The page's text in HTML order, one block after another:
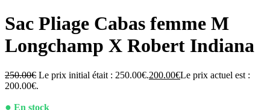
Sac Pliage Cabas femme M
Longchamp X Robert Indiana
250.00€ Le prix initial était : 250.00€.200.00€Le prix actuel est :
200.00€.
● En stock